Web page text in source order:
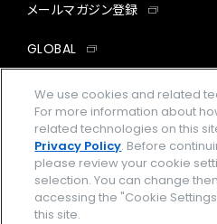
メールマガジン登録
GLOBAL
企業情報
We use cookies and related
For more information about
related technologies on this
Privacy Policy. Before
please review your cookie
selection. You can change
accessing the "Cookie
this site.